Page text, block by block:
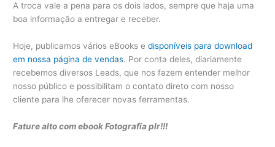
A troca vale a pena para os dois lados, sempre que haja uma
boa informação a entregar e receber.
Hoje, publicamos vários eBooks edisponíveis para download
em nossa página de vendas. Por conta deles, diariamente
recebemos diversos Leads, que nos fazem entender melhor
nosso público e possibilitam o contato direto com nosso
cliente para lhe oferecer novas ferramentas.
Fature alto com ebook Fotografia plr!!!